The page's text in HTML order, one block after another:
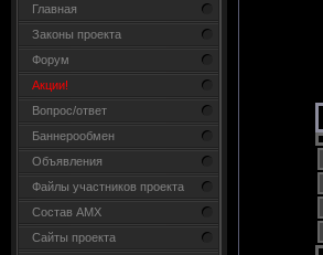
Главная
Законы проекта
Форум
Акции!
Вопрос/ответ
Баннерообмен
Объявления
Файлы участников проекта
Состав AMX
Сайты проекта